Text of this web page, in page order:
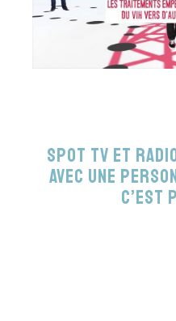
Spot TV et
avec une
c’est